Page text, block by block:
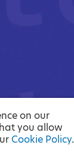
on our
you allow
Cookie Policy.